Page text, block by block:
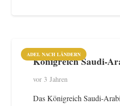
ADEL NACH LÄNDERN
Königreich Saudi-
vor 3 Jahren
Das Königreich Saudi-